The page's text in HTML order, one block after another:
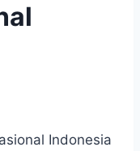
Indonesia